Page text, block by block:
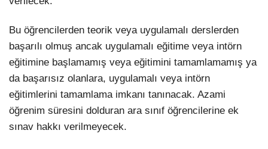
Bu öğrencilerden teorik veya uygulamalı derslerden
başarılı olmuş ancak uygulamalı eğitime veya intörn
eğitimine başlamamış veya eğitimini tamamlamamış ya
da başarısız olanlara, uygulamalı veya intörn
eğitimlerini tamamlama imkanı tanınacak. Azami
öğrenim süresini dolduran ara sınıf öğrencilerine ek
sınav hakkı verilmeyecek.